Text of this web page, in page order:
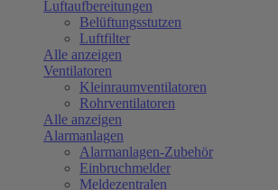
Luftaufbereitungen
Belüftungsstutzen
Luftfilter
Alle anzeigen
Ventilatoren
Kleinraumventilatoren
Rohrventilatoren
Alle anzeigen
Alarmanlagen
Alarmanlagen-Zubehör
Einbruchmelder
Meldezentralen